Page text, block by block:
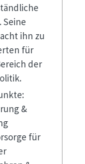
Seine
ihn zu
für
der
&
für